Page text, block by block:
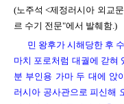
(노주석 <제정러시아 외교
르 수기 전문"에서 발췌함.)
민 왕후가 시해당한 후
마치 포로처럼 대궐에 갇혀
분 부인용 가마 두 대에 앉
러시아 공사관으로 피신해